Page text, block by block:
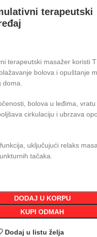
terapeutski
terapeutski masažer koristi
bolova i opuštanje
doma.
bolova u leđima, vratu
cirkulaciju i ubrzava
uključujući relaks
tačaka.
DODAJ U KORPU
KUPI ODMAH
Dodaj u listu želja